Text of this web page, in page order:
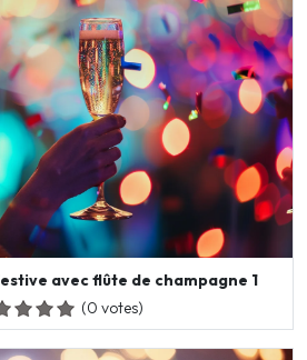
avec flûte de champagne 1
(0 votes)